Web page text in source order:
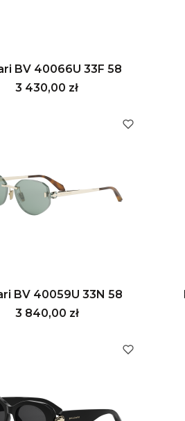
BV 40066U 33F 58
Cena
3 430,00 zł
BV 40059U 33N 58
Cena
3 840,00 zł